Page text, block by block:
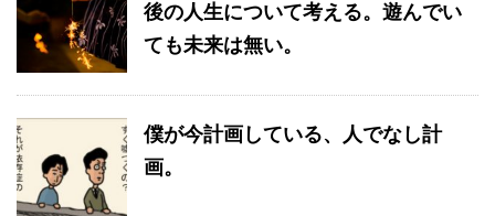
後の人生について考える。遊んでい
ても未来は無い。
僕が今計画している、人でなし計
画。